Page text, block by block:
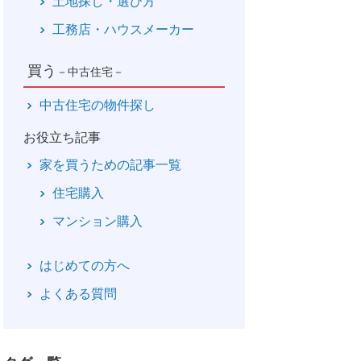
工務店・ハウスメーカー
買う －中古住宅－
中古住宅の物件探し
お役立ち記事
家を買うための記事一覧
住宅購入
マンション購入
はじめての方へ
よくある質問